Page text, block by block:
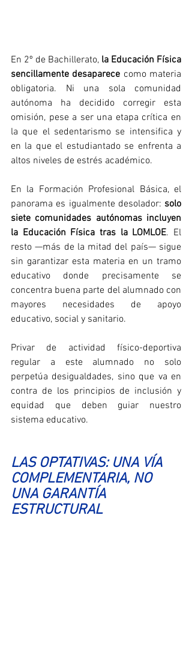
En 2º de Bachillerato, la Educación Física
sencillamente desaparece como materia
obligatoria. Ni una sola comunidad
autónoma ha decidido corregir esta
omisión, pese a ser una etapa crítica en
la que el sedentarismo se intensifica y
en la que el estudiantado se enfrenta a
altos niveles de estrés académico.
En la Formación Profesional Básica, el
panorama es igualmente desolador: solo
siete comunidades autónomas incluyen
la Educación Física tras la LOMLOE. El
resto —más de la mitad del país— sigue
sin garantizar esta materia en un tramo
educativo donde precisamente se
concentra buena parte del alumnado con
mayores necesidades de apoyo
educativo, social y sanitario.
Privar de actividad físico-deportiva
regular a este alumnado no solo
perpetúa desigualdades, sino que va en
contra de los principios de inclusión y
equidad que deben guiar nuestro
sistema educativo.
LAS OPTATIVAS: UNA VÍA
COMPLEMENTARIA, NO
UNA GARANTÍA
ESTRUCTURAL